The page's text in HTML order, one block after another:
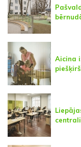
Aicina